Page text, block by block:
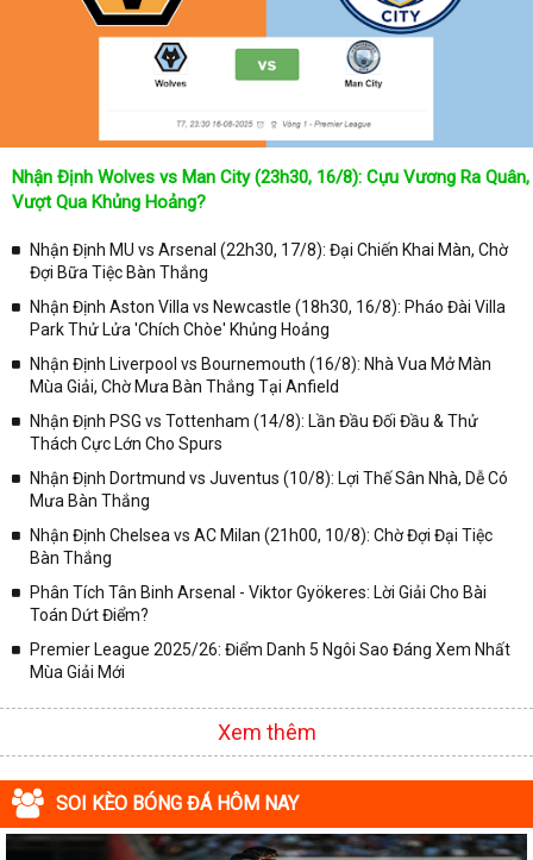
BXH Sea Games 30 Nữ
BXH Cúp Tây Á Nữ
-BXH Cúp U17 Vùng Vịnh
BXH Cúp Đông Á Nữ
BXH Futsal Châu Á
BXH Gulf Cup
-BXH U16 Châu Á
BXH U16 Đông Nam Á
BXH U19 Nữ Châu Á
BXH U19 Đông Nam Á
-BXH U20 Châu Á
BXH U22 Châu Á
-BXH U22 Đông Nam Á
-BXH Vòng loại U16 Nữ Châu Á
-BXH Vòng loại U19 Châu Á
-BXH Vòng loại U19 Nữ Châu Á
BXH Vòng loại U22 Châu Á
Nhận Định Wolves vs Man City (23h30, 16/8): Cựu Vương Ra Quân,
Vượt Qua Khủng Hoảng?
Nhận Định MU vs Arsenal (22h30, 17/8): Đại Chiến Khai Màn, Chờ
Đợi Bữa Tiệc Bàn Thắng
Nhận Định Aston Villa vs Newcastle (18h30, 16/8): Pháo Đài Villa
Park Thử Lửa 'Chích Chòe' Khủng Hoảng
Nhận Định Liverpool vs Bournemouth (16/8): Nhà Vua Mở Màn
Mùa Giải, Chờ Mưa Bàn Thắng Tại Anfield
Nhận Định PSG vs Tottenham (14/8): Lần Đầu Đối Đầu & Thử
Thách Cực Lớn Cho Spurs
Nhận Định Dortmund vs Juventus (10/8): Lợi Thế Sân Nhà, Dễ Có
Mưa Bàn Thắng
Nhận Định Chelsea vs AC Milan (21h00, 10/8): Chờ Đợi Đại Tiệc
Bàn Thắng
Phân Tích Tân Binh Arsenal - Viktor Gyökeres: Lời Giải Cho Bài
Toán Dứt Điểm?
Premier League 2025/26: Điểm Danh 5 Ngôi Sao Đáng Xem Nhất
Mùa Giải Mới
Xem thêm
SOI KÈO BÓNG ĐÁ HÔM NAY